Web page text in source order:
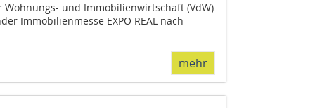
und Immobilienwirtschaft (VdW)
Immobilienmesse EXPO REAL nach
mehr